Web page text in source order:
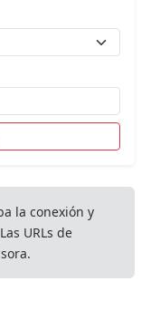
la conexión y
URLs de